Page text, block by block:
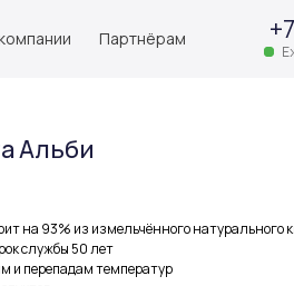
Партнёрам
Альби
на 93% из измельчённого натурального
службы 50 лет
и перепадам температур